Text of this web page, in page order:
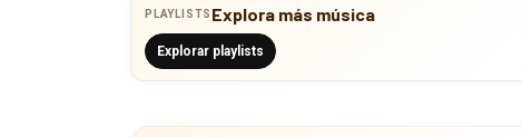
PLAYLISTS Explora más música
Explorar playlists